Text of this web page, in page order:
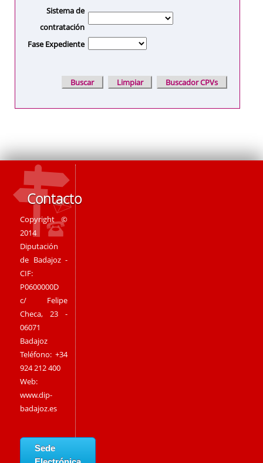
Sistema de
contratación
Fase Expediente
Contacto
Copyright ©
2014
Diputación
de Badajoz -
CIF:
P0600000D
c/ Felipe
Checa, 23 -
06071
Badajoz
Teléfono: +34
924 212 400
Web:
www.dip-
badajoz.es
Sede